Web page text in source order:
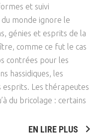
et suivi
du monde ignore le
génies et esprits de la
comme ce fut le cas
contrées pour les
hassidiques, les
Les thérapeutes
du bricolage : certains
EN LIRE PLUS